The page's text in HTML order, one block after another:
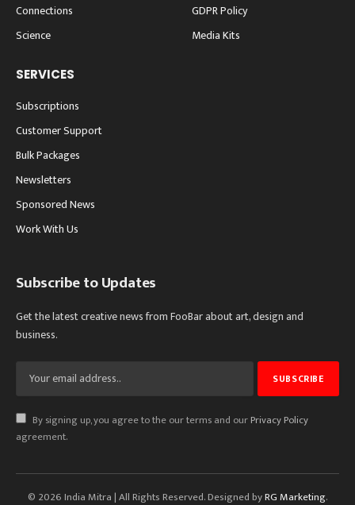
Connections
Science
GDPR Policy
Media Kits
SERVICES
Subscriptions
Customer Support
Bulk Packages
Newsletters
Sponsored News
Work With Us
Subscribe to Updates
Get the latest creative news from FooBar about art, design and
business.
By signing up, you agree to the our terms and ourPrivacy Policy
agreement.
© 2026 India Mitra | All Rights Reserved. Designed byRG Marketing.